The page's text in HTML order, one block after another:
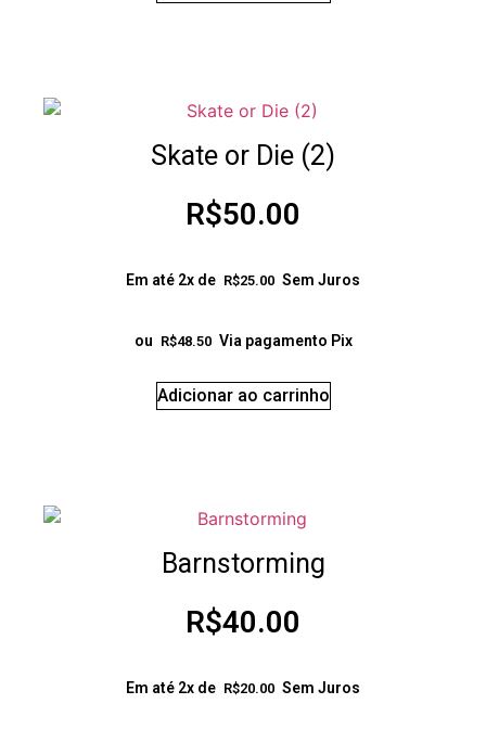
Skate or Die (2)
R$50.00
Em até 2x de R$25.00 Sem Juros
ou R$48.50 Via pagamento Pix
Adicionar ao carrinho
Barnstorming
R$40.00
Em até 2x de R$20.00 Sem Juros